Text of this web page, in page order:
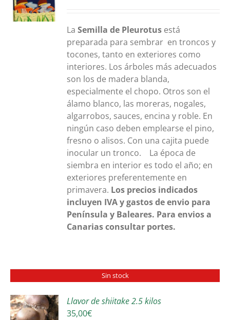
LaSemilla de Pleurotus está
preparada para sembrar en troncos y
tocones, tanto en exteriores como
interiores. Los árboles más adecuados
son los de madera blanda,
especialmente el chopo. Otros son el
álamo blanco, las moreras, nogales,
algarrobos, sauces, encina y roble. En
ningún caso deben emplearse el pino,
fresno o alisos. Con una cajita puede
inocular un tronco. La época de
siembra en interior es todo el año; en
exteriores preferentemente en
primavera. Los precios indicados
incluyen IVA y gastos de envio para
Península y Baleares. Para envios a
Canarias consultar portes.
Sin stock
Llavor de shiitake 2.5 kilos
35,00€